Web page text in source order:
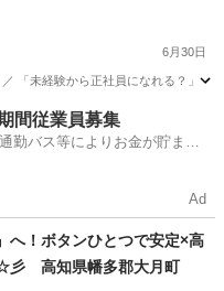
6月30日
「未経験から正社員になれる？」
間従業員募集
勤バス等によりお金が貯まり
Ad
へ！ボタンひとつで安定×高
彡 高知県幡多郡大月町